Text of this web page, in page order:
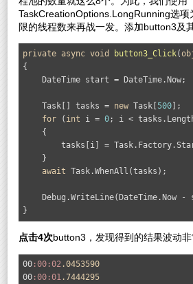
TaskCreationOptions.LongRunning选
限的线程数来再战一发。添加button3及
private async void button3_Click(
{
    DateTime start = DateTime.Now;
    Task[] tasks =
new Task[500];
for ( int i = 0; i <
    {
tasks[i] =
    }
await Task.WhenAll(tasks);
Debug.WriteLine(DateTime.Now -
}
点击4次button3，发现得到的结果波动非
00 :00 :02 .0453590
00 :00 :01 .7444295